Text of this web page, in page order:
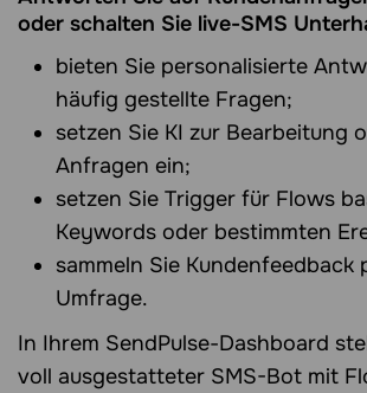
oder schalten Sie live-SMS
bieten Sie personalisierte
häufig gestellte Fragen;
setzen Sie KI zur Bearbeitung
Anfragen ein;
setzen Sie Trigger für Flows
Keywords oder bestimmten
sammeln Sie Kundenfeedback
Umfrage.
In Ihrem SendPulse-Dashboard
voll ausgestatteter SMS-Bot mit